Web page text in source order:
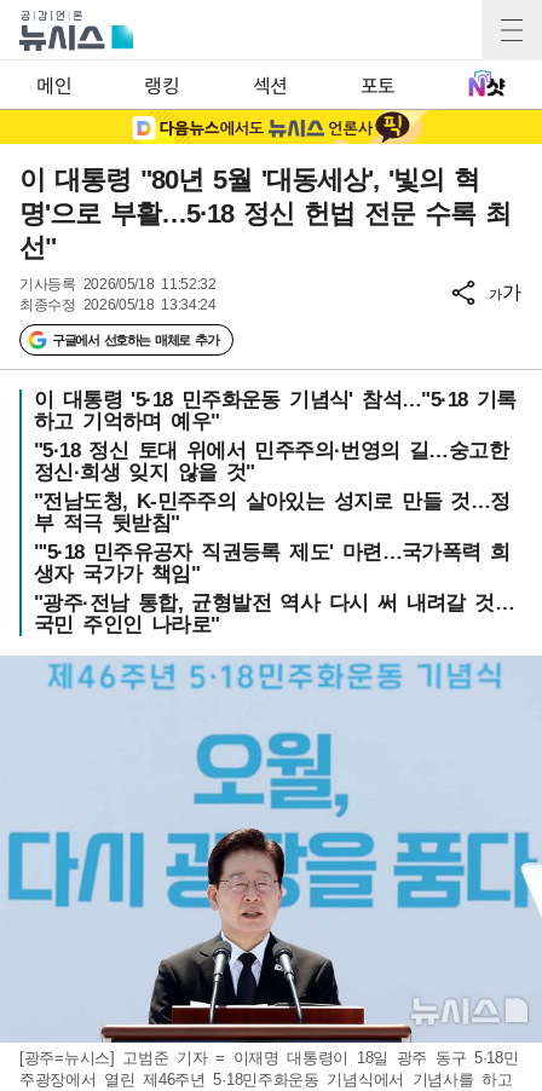
메인 랭킹 섹션 포토
이 대통령 "80년 5월 '대동세상', '빛의 혁
명'으로 부활…5·18 정신 헌법 전문 수록 최
선"
기사등록 2026/05/18 11:52:32
최종수정 2026/05/18 13:34:24
구글에서 선호하는 매체로 추가
가가
이 대통령 '5·18 민주화운동 기념식' 참석…"5·18 기록
하고 기억하며 예우"
"5·18 정신 토대 위에서 민주주의·번영의 길…숭고한
정신·희생 잊지 않을 것"
"전남도청, K-민주주의 살아있는 성지로 만들 것…정
부 적극 뒷받침"
"'5·18 민주유공자 직권등록 제도' 마련…국가폭력 희
생자 국가가 책임"
"광주·전남 통합, 균형발전 역사 다시 써 내려갈 것…
국민 주인인 나라로"
[광주=뉴시스] 고범준 기자 = 이재명 대통령이 18일 광주 동구 5·18민
주광장에서 열린 제46주년 5·18민주화운동 기념식에서 기념사를 하고